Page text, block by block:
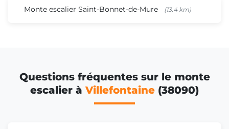
Monte escalier Saint-Bonnet-de-Mure (13.4 km)
Questions fréquentes sur le monte
escalier à Villefontaine (38090)